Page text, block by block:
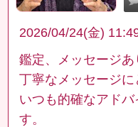
2026/04/24(金)
鑑定、メッセージあ
丁寧なメッセージに
いつも的確なアド
す。